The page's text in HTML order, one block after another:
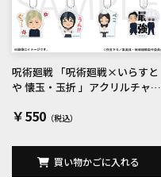
呪術廻戦 「呪術廻戦×いらすと
や 懐玉・玉折 」アクリルチャー
￥550
買い物かごに入れる